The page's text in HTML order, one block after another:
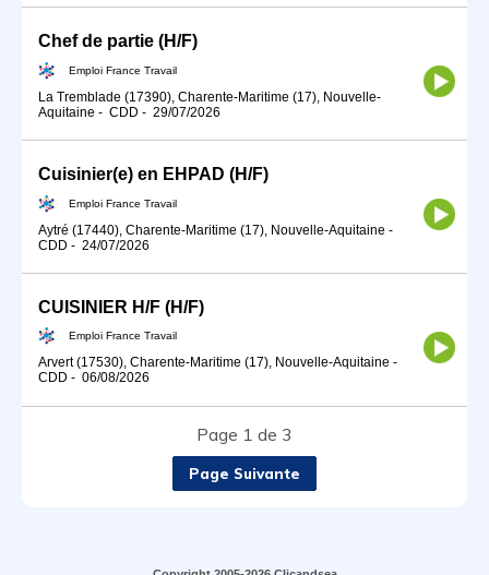
Chef de partie (H/F)
Emploi France Travail
La Tremblade (17390), Charente-Maritime (17), Nouvelle-
Aquitaine - CDD - 29/07/2026
Cuisinier(e) en EHPAD (H/F)
Emploi France Travail
Aytré (17440), Charente-Maritime (17), Nouvelle-Aquitaine -
CDD - 24/07/2026
CUISINIER H/F (H/F)
Emploi France Travail
Arvert (17530), Charente-Maritime (17), Nouvelle-Aquitaine -
CDD - 06/08/2026
Page 1 de 3
Page Suivante